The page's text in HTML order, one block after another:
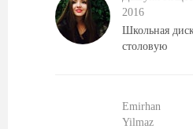
2016
Школьная
столовую
Emirhan
Yilmaz